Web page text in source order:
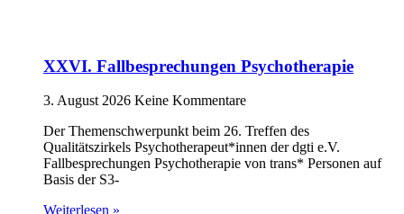
XXVI. Fallbesprechungen Psychotherapie
3. August 2026 Keine Kommentare
Der Themenschwerpunkt beim 26. Treffen des
Qualitätszirkels Psychotherapeut*innen der dgti e.V.
Fallbesprechungen Psychotherapie von trans* Personen auf
Basis der S3-
Weiterlesen »